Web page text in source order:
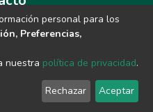
6643 / 6633 / 8766
personal para los
Preferencias,
nuestra política de privacidad.
Rechazar Aceptar